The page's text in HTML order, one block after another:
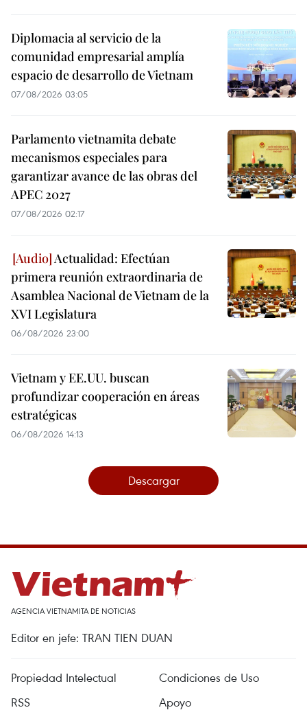
Diplomacia al servicio de la
comunidad empresarial amplía
espacio de desarrollo de Vietnam
07/08/2026 03:05
Parlamento vietnamita debate
mecanismos especiales para
garantizar avance de las obras del
APEC 2027
07/08/2026 02:17
Actualidad: Efectúan
primera reunión extraordinaria de
Asamblea Nacional de Vietnam de la
XVI Legislatura
06/08/2026 23:00
Vietnam y EE.UU. buscan
profundizar cooperación en áreas
estratégicas
06/08/2026 14:13
Descargar
AGENCIA VIETNAMITA DE NOTICIAS
Editor en jefe: TRAN TIEN DUAN
Propiedad Intelectual
Condiciones de Uso
RSS
Apoyo